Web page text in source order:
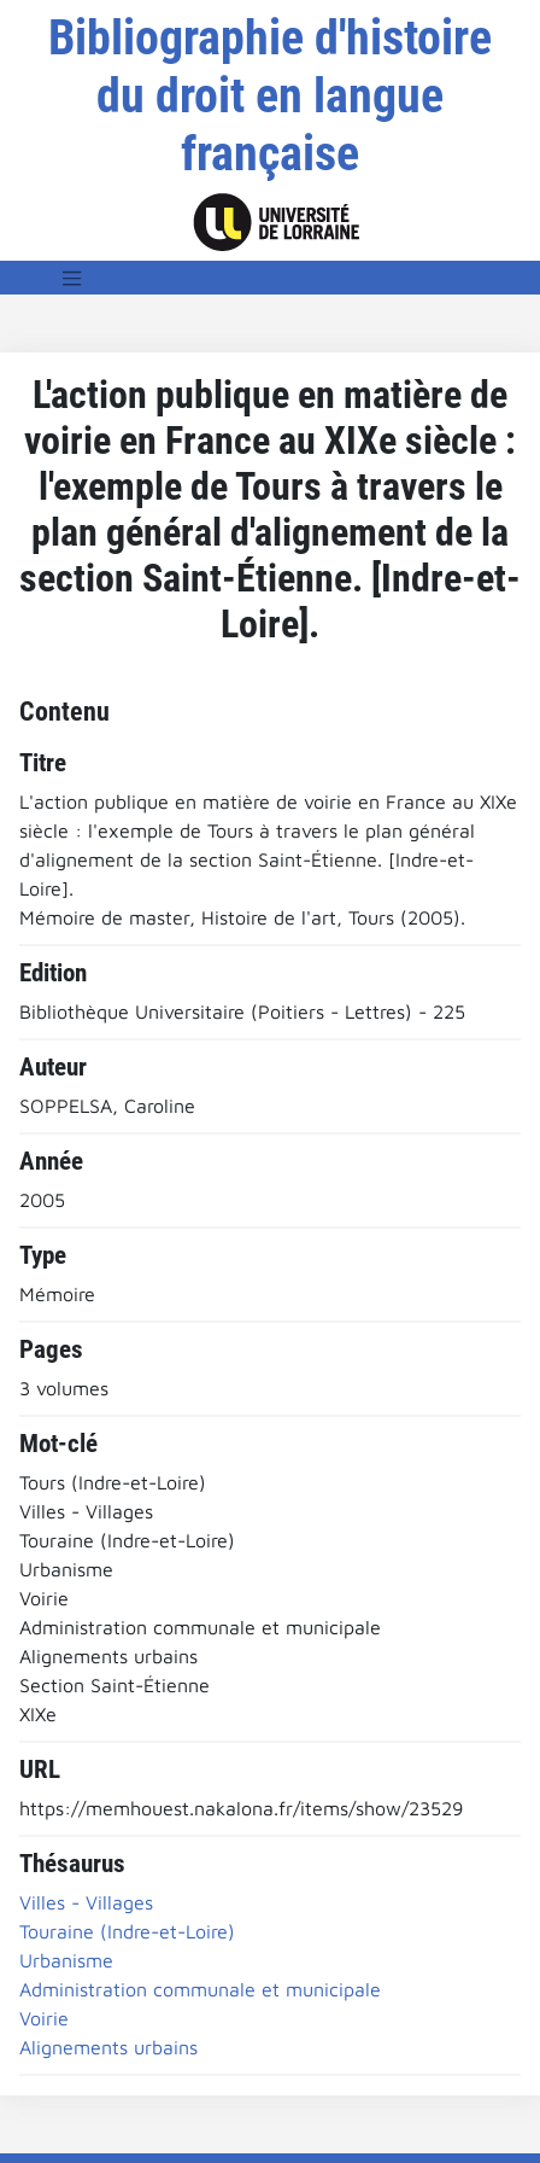
Bibliographie d'histoire
du droit en langue
française
L'action publique en matière de
voirie en France au XIXe siècle :
l'exemple de Tours à travers le
plan général d'alignement de la
section Saint-Étienne. [Indre-et-
Loire].
Contenu
Titre
L'action publique en matière de voirie en France au XIXe
siècle : l'exemple de Tours à travers le plan général
d'alignement de la section Saint-Étienne. [Indre-et-
Loire].
Mémoire de master, Histoire de l'art, Tours (2005).
Edition
Bibliothèque Universitaire (Poitiers - Lettres) - 225
Auteur
SOPPELSA, Caroline
Année
2005
Type
Mémoire
Pages
3 volumes
Mot-clé
Tours (Indre-et-Loire)
Villes - Villages
Touraine (Indre-et-Loire)
Urbanisme
Voirie
Administration communale et municipale
Alignements urbains
Section Saint-Étienne
XIXe
URL
https://memhouest.nakalona.fr/items/show/23529
Thésaurus
Villes - Villages
Touraine (Indre-et-Loire)
Urbanisme
Administration communale et municipale
Voirie
Alignements urbains